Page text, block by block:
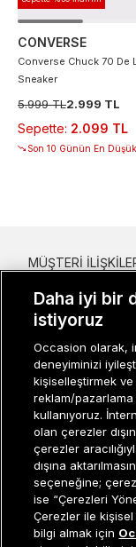
CONVERSE
Converse Chuck 70 De
Sneaker
5.999 TL2.999 TL
Sepette: 2.099 TL
Son 10 Günün En Düşük
Müşteri İlişkileri0
MÜŞTERI
KURUMSAL
GRUP MARKALAR
ERKEK
Occasion bir
Daha iyi bir
istiyoruz
Occasion olarak,
deneyiminizi
kişiselleştirmek ve
reklam/
kullanıyoruz.
olan çerezler
çerezler
dışına
seçeneğine;
ise “Çerezleri
Çerezler ile
bilgi almak için